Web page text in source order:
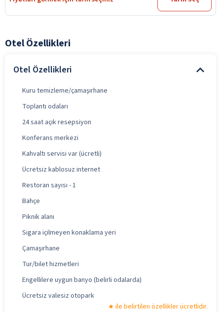
Otel Özellikleri
Otel Özellikleri
Kuru temizleme/çamaşırhane
Toplantı odaları
24 saat açık resepsiyon
Konferans merkezi
Kahvaltı servisi var (ücretli)
Ücretsiz kablosuz internet
Restoran sayısı - 1
Bahçe
Piknik alanı
Sigara içilmeyen konaklama yeri
Çamaşırhane
Tur/bilet hizmetleri
Engellilere uygun banyo (belirli odalarda)
Ücretsiz valesiz otopark
ile belirtilen özellikler ücretlidir.